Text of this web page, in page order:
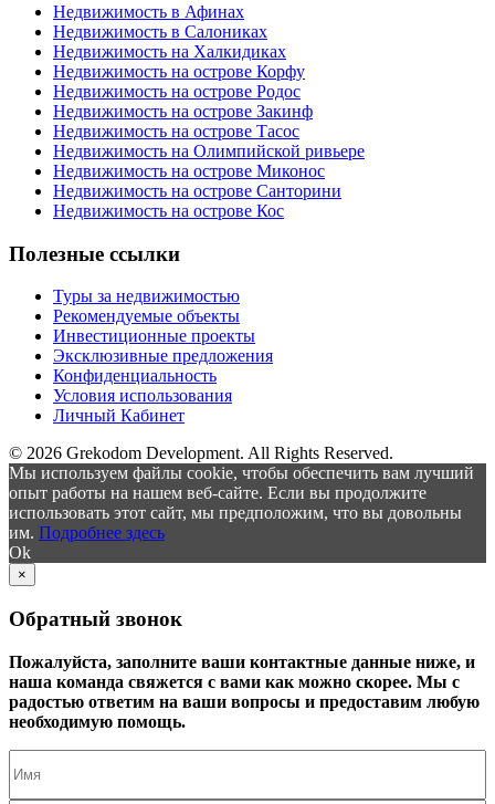
Недвижимость в Афинах
Недвижимость в Салониках
Недвижимость на Халкидиках
Недвижимость на острове Корфу
Недвижимость на острове Родос
Недвижимость на острове Закинф
Недвижимость на острове Тасос
Недвижимость на Олимпийской ривьере
Недвижимость на острове Миконос
Недвижимость на острове Санторини
Недвижимость на острове Кос
Полезные ссылки
Туры за недвижимостью
Рекомендуемые объекты
Инвестиционные проекты
Эксклюзивные предложения
Конфиденциальность
Условия использования
Личный Кабинет
© 2026 Grekodom Development. All Rights Reserved.
Мы используем файлы cookie, чтобы обеспечить вам лучший
опыт работы на нашем веб-сайте. Если вы продолжите
использовать этот сайт, мы предположим, что вы довольны
им. Подробнее здесь
Ok
×
Обратный звонок
Пожалуйста, заполните ваши контактные данные ниже, и
наша команда свяжется с вами как можно скорее. Мы с
радостью ответим на ваши вопросы и предоставим любую
необходимую помощь.